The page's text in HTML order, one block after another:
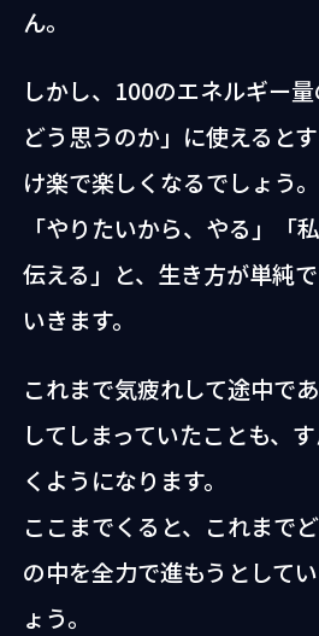
ん。
しかし、100のエネルギー
どう思うのか」に使えると
け楽で楽しくなるでしょう。
「やりたいから、やる」「
伝える」と、生き方が単純
いきます。
これまで気疲れして途中で
してしまっていたことも、
くようになります。
ここまでくると、これまで
の中を全力で進もうとして
ょう。